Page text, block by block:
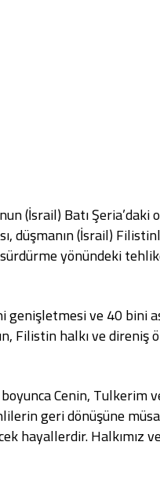
(İsrail) Batı
(İsrail)
yönündeki
genişletmesi ve 40
Filistin halkı ve
Cenin,
geri dönüşüne
hayallerdir. Halkımız